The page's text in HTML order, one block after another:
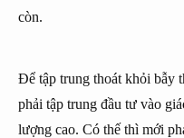
còn.
Để tập trung thoát khỏi bẫy
phải tập trung đầu tư vào
lượng cao. Có thế thì mới